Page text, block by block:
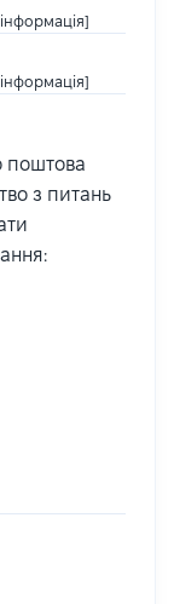
поштова
з питань